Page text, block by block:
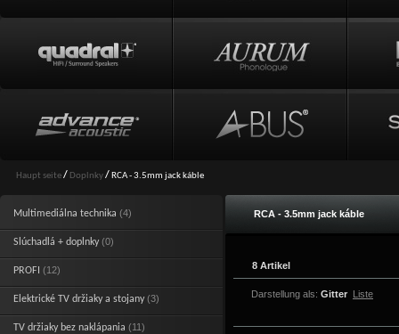
Haupt seite/ Doplnky/ RCA - 3.5mm jack káble
Multimediálna technika (4)
Slúchadlá + doplnky (0)
PROFI (12)
Elektrické TV držiaky a stojany (3)
TV držiaky bez naklápania (11)
RCA - 3.5mm jack káble
8 Artikel
Darstellung als: Gitter Liste